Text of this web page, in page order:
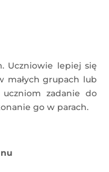
Uczniowie lepiej się
małych grupach lub
zadanie do
go w parach.